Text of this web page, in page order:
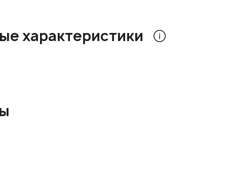
характеристики